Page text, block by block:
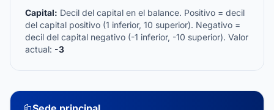
Capital: Decil del capital en el balance. Positivo = decil
del capital positivo (1 inferior, 10 superior). Negativo =
decil del capital negativo (-1 inferior, -10 superior). Valor
actual: -3